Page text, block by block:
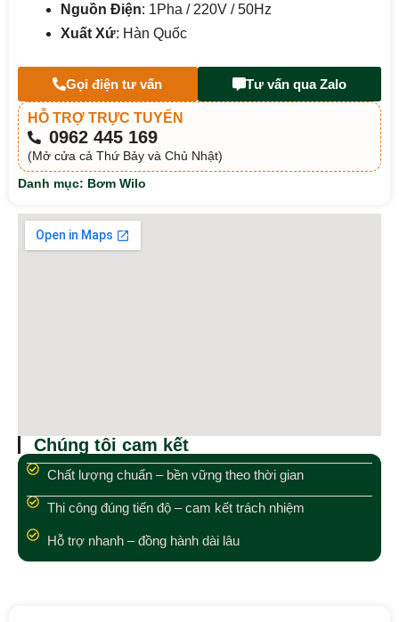
Nguồn Điện: 1Pha / 220V / 50Hz
Xuất Xứ: Hàn Quốc
Gọi điện tư vấn Tư vấn qua Zalo
HỖ TRỢ TRỰC TUYẾN
0962 445 169
(Mở cửa cả Thứ Bảy và Chủ Nhật)
Danh mục: Bơm Wilo
Chúng tôi cam kết
Chất lượng chuẩn – bền vững theo thời gian
Thi công đúng tiến độ – cam kết trách nhiệm
Hỗ trợ nhanh – đồng hành dài lâu